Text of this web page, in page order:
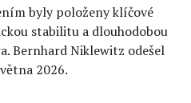
byly položeny klíčové
stabilitu a dlouhodobou
Bernhard Niklewitz odešel
2026.